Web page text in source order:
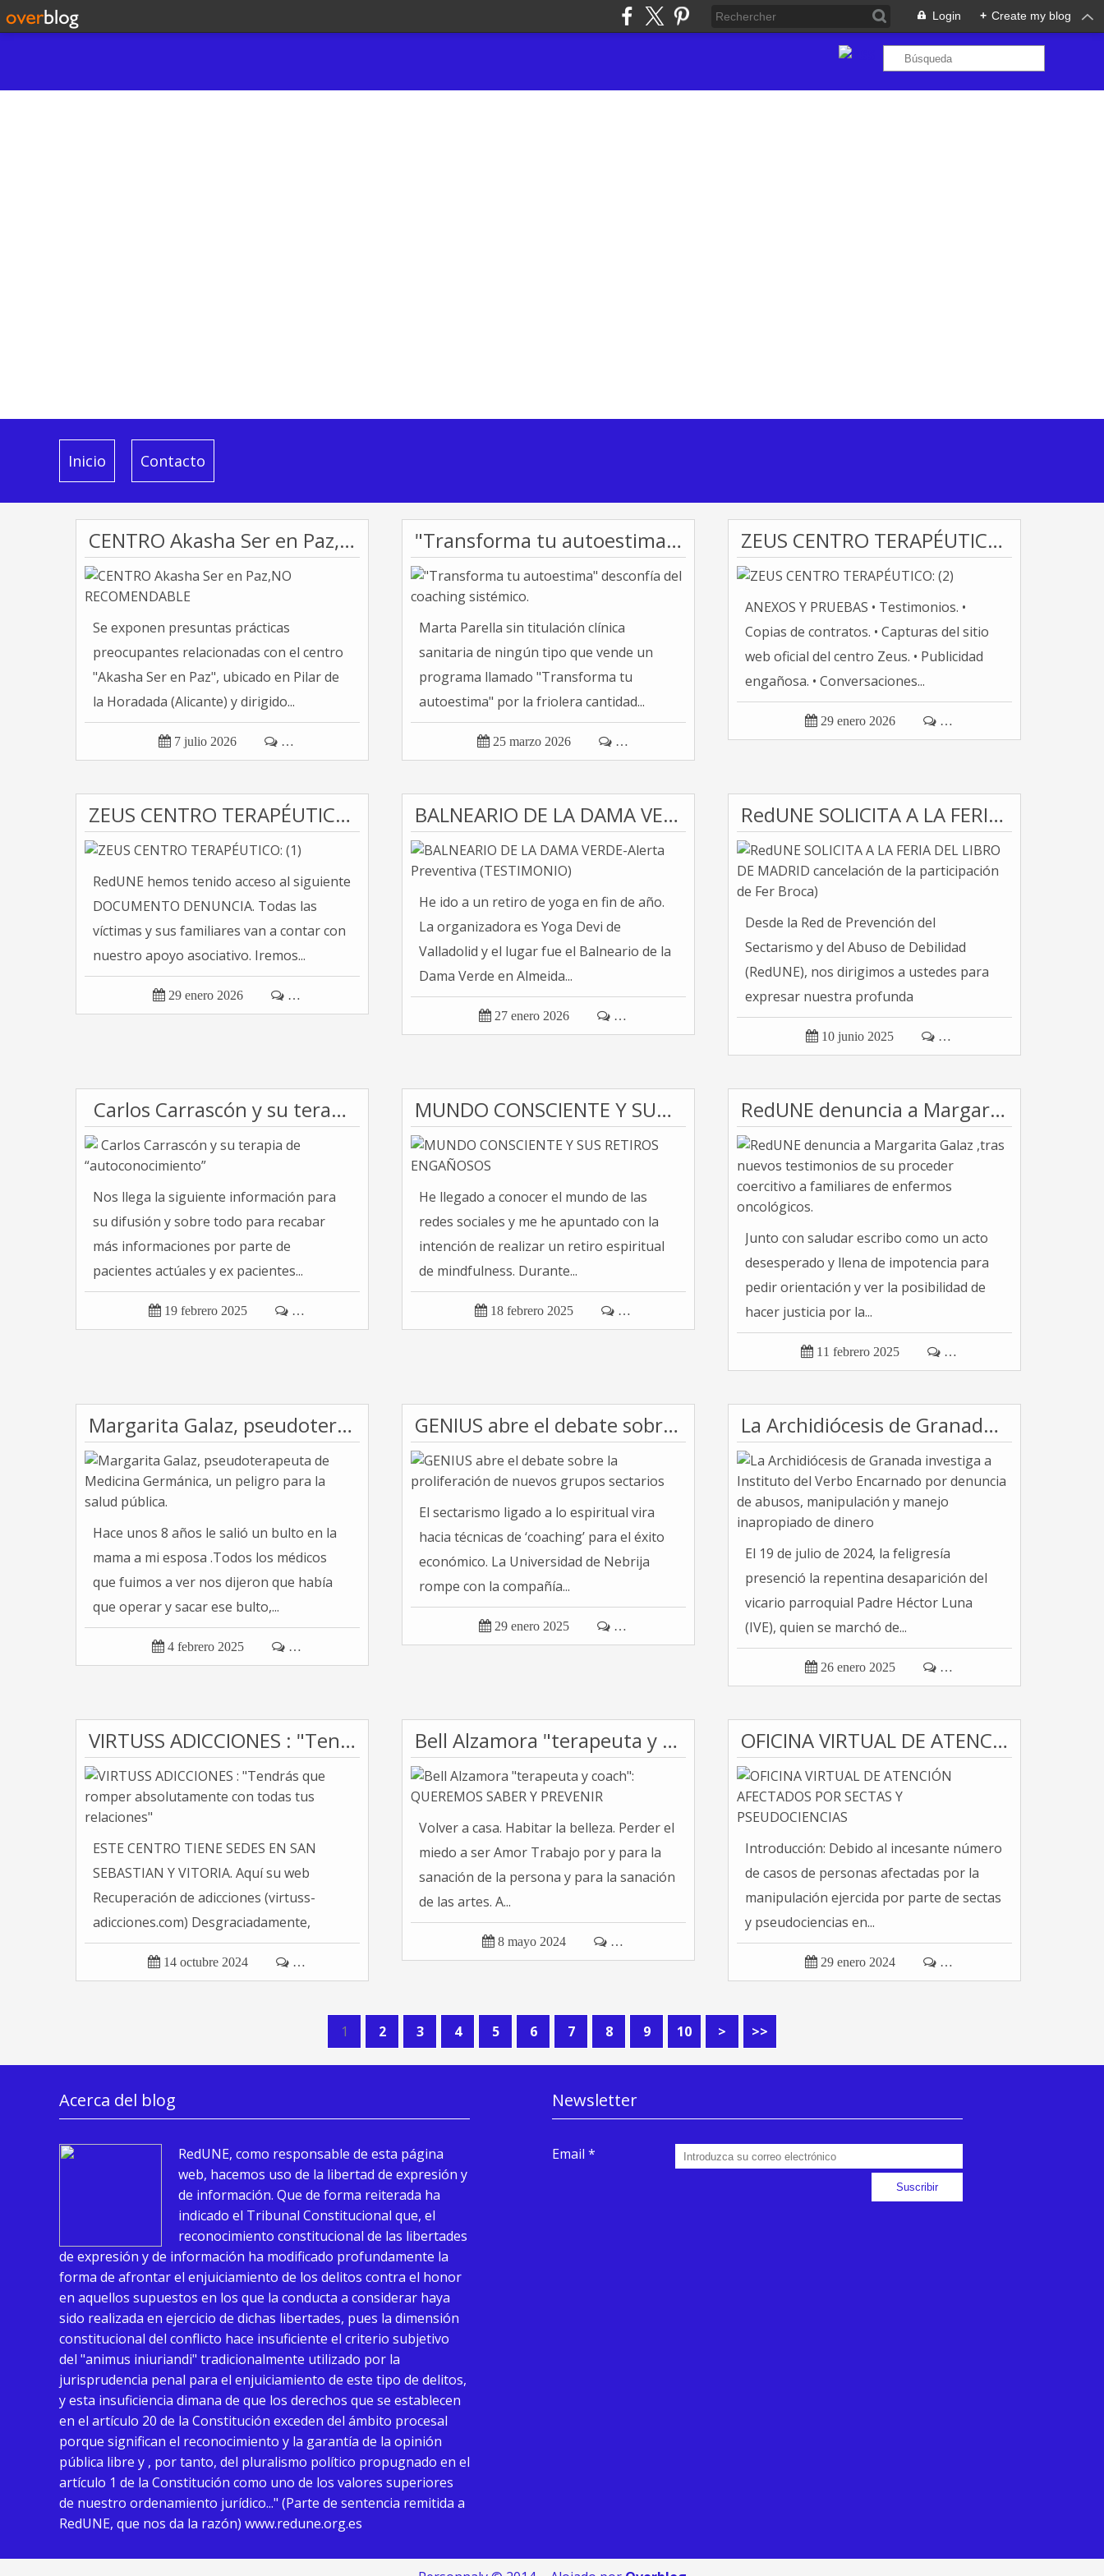
Login + Create my blog
Inicio Contacto
CENTRO Akasha Ser en Paz,NO RECOMENDABLE
Se exponen presuntas prácticas
preocupantes relacionadas con el centro
"Akasha Ser en Paz", ubicado en Pilar de
la Horadada (Alicante) y dirigido...
 7 julio 2026  …
"Transforma tu autoestima" desconfía del coaching sistémico.
Marta Parella sin titulación clínica
sanitaria de ningún tipo que vende un
programa llamado "Transforma tu
autoestima" por la friolera cantidad...
 25 marzo 2026  …
ZEUS CENTRO TERAPÉUTICO: (2)
ANEXOS Y PRUEBAS • Testimonios. •
Copias de contratos. • Capturas del sitio
web oficial del centro Zeus. • Publicidad
engañosa. • Conversaciones...
 29 enero 2026  …
ZEUS CENTRO TERAPÉUTICO: (1)
RedUNE hemos tenido acceso al siguiente
DOCUMENTO DENUNCIA. Todas las
víctimas y sus familiares van a contar con
nuestro apoyo asociativo. Iremos...
 29 enero 2026  …
BALNEARIO DE LA DAMA VERDE-Alerta Preventiva (TESTIMONIO)
He ido a un retiro de yoga en fin de año.
La organizadora es Yoga Devi de
Valladolid y el lugar fue el Balneario de la
Dama Verde en Almeida...
 27 enero 2026  …
RedUNE SOLICITA A LA FERIA DEL LIBRO DE MADRID cancelación de la participación de Fer Broca)
Desde la Red de Prevención del
Sectarismo y del Abuso de Debilidad
(RedUNE), nos dirigimos a ustedes para
expresar nuestra profunda
preocupación...
 10 junio 2025  …
Carlos Carrascón y su terapia de “autoconocimiento”
Nos llega la siguiente información para
su difusión y sobre todo para recabar
más informaciones por parte de
pacientes actúales y ex pacientes...
 19 febrero 2025  …
MUNDO CONSCIENTE Y SUS RETIROS ENGAÑOSOS
He llegado a conocer el mundo de las
redes sociales y me he apuntado con la
intención de realizar un retiro espiritual
de mindfulness. Durante...
 18 febrero 2025  …
RedUNE denuncia a Margarita Galaz ,tras nuevos testimonios de su proceder coercitivo a familiares de enfermos oncológicos.
Junto con saludar escribo como un acto
desesperado y llena de impotencia para
pedir orientación y ver la posibilidad de
hacer justicia por la...
 11 febrero 2025  …
Margarita Galaz, pseudoterapeuta de Medicina Germánica, un peligro para la salud pública.
Hace unos 8 años le salió un bulto en la
mama a mi esposa .Todos los médicos
que fuimos a ver nos dijeron que había
que operar y sacar ese bulto,...
 4 febrero 2025  …
GENIUS abre el debate sobre la proliferación de nuevos grupos sectarios
El sectarismo ligado a lo espiritual vira
hacia técnicas de ‘coaching’ para el éxito
económico. La Universidad de Nebrija
rompe con la compañía...
 29 enero 2025  …
La Archidiócesis de Granada investiga a Instituto del Verbo Encarnado por denuncia de abusos, manipulación y manejo inapropiado de dinero
El 19 de julio de 2024, la feligresía
presenció la repentina desaparición del
vicario parroquial Padre Héctor Luna
(IVE), quien se marchó de...
 26 enero 2025  …
VIRTUSS ADICCIONES : "Tendrás que romper absolutamente con todas tus relaciones"
ESTE CENTRO TIENE SEDES EN SAN
SEBASTIAN Y VITORIA. Aquí su web
Recuperación de adicciones (virtuss-
adicciones.com) Desgraciadamente,
puedo decir...
 14 octubre 2024  …
Bell Alzamora "terapeuta y coach": QUEREMOS SABER Y PREVENIR
Volver a casa. Habitar la belleza. Perder el
miedo a ser Amor Trabajo por y para la
sanación de la persona y para la sanación
de las artes. A...
 8 mayo 2024  …
OFICINA VIRTUAL DE ATENCIÓN AFECTADOS POR SECTAS Y PSEUDOCIENCIAS
Introducción: Debido al incesante número
de casos de personas afectadas por la
manipulación ejercida por parte de sectas
y pseudociencias en...
 29 enero 2024  …
1 2 3 4 5 6 7 8 9 10 > >>
Acerca del blog
RedUNE, como responsable de esta página
web, hacemos uso de la libertad de expresión y
de información. Que de forma reiterada ha
indicado el Tribunal Constitucional que, el
reconocimiento constitucional de las libertades
de expresión y de información ha modificado profundamente la
forma de afrontar el enjuiciamiento de los delitos contra el honor
en aquellos supuestos en los que la conducta a considerar haya
sido realizada en ejercicio de dichas libertades, pues la dimensión
constitucional del conflicto hace insuficiente el criterio subjetivo
del "animus iniuriandi" tradicionalmente utilizado por la
jurisprudencia penal para el enjuiciamiento de este tipo de delitos,
y esta insuficiencia dimana de que los derechos que se establecen
en el artículo 20 de la Constitución exceden del ámbito procesal
porque significan el reconocimiento y la garantía de la opinión
pública libre y , por tanto, del pluralismo político propugnado en el
artículo 1 de la Constitución como uno de los valores superiores
de nuestro ordenamiento jurídico..." (Parte de sentencia remitida a
RedUNE, que nos da la razón) www.redune.org.es
Newsletter
Email